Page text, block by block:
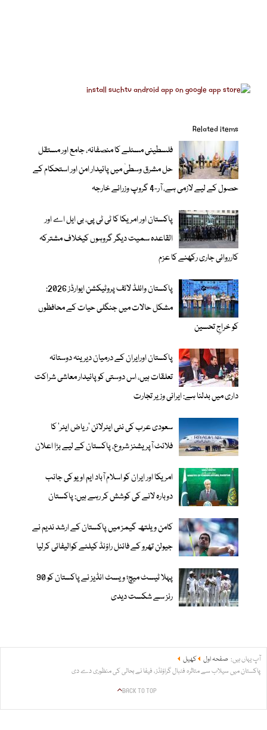
Related items
فلسطینی مسئلے کا منصفانہ، جامع اور مستقل
حل مشرق وسطیٰ میں پائیدار امن اور استحکام کے
حصول کے لیے لازمی ہے، آر-4 گروپ وزرائے خارجہ
پاکستان اور امریکا کا ٹی ٹی پی، بی ایل اے اور
القاعدہ سمیت دیگر گروہوں کیخلاف مشترکہ
کارروائی جاری رکھنے کا عزم
پاکستان وائلڈ لائف پروٹیکشن ایوارڈز 2026:
مشکل حالات میں جنگلی حیات کے محافظوں
کو خراجِ تحسین
پاکستان اورایران کے درمیان دیرینہ دوستانہ
تعلقات ہیں، اس دوستی کوپائیدار معاشی شراکت
داری میں بدلنا ہے: ایرانی وزیر تجارت
سعودی عرب کی نئی ایئرلائن ‘ریاض ایئر’ کا
فلائٹ آپریشنز شروع، پاکستان کے لیے بڑا اعلان
امریکا اور ایران کو اسلام آباد ایم او یو کی جانب
دوبارہ لانے کی کوشش کر رہے ہیں: پاکستان
کامن ویلتھ گیمز میں پاکستان کے ارشد ندیم نے
جیولن تھرو کے فائنل راؤنڈ کیلئے کوالیفائی کرلیا
پہلا ٹیسٹ میچ؛ ویسٹ انڈیز نے پاکستان کو 90
رنز سے شکست دیدی
آپ یہاں ہیں: صفحہ اول
کھیل
پاکستان میں سیلاب سے متاثرہ فٹبال گراؤنڈز، فیفا نے بحالی کی منظوری دے دی
BACK TO TOP